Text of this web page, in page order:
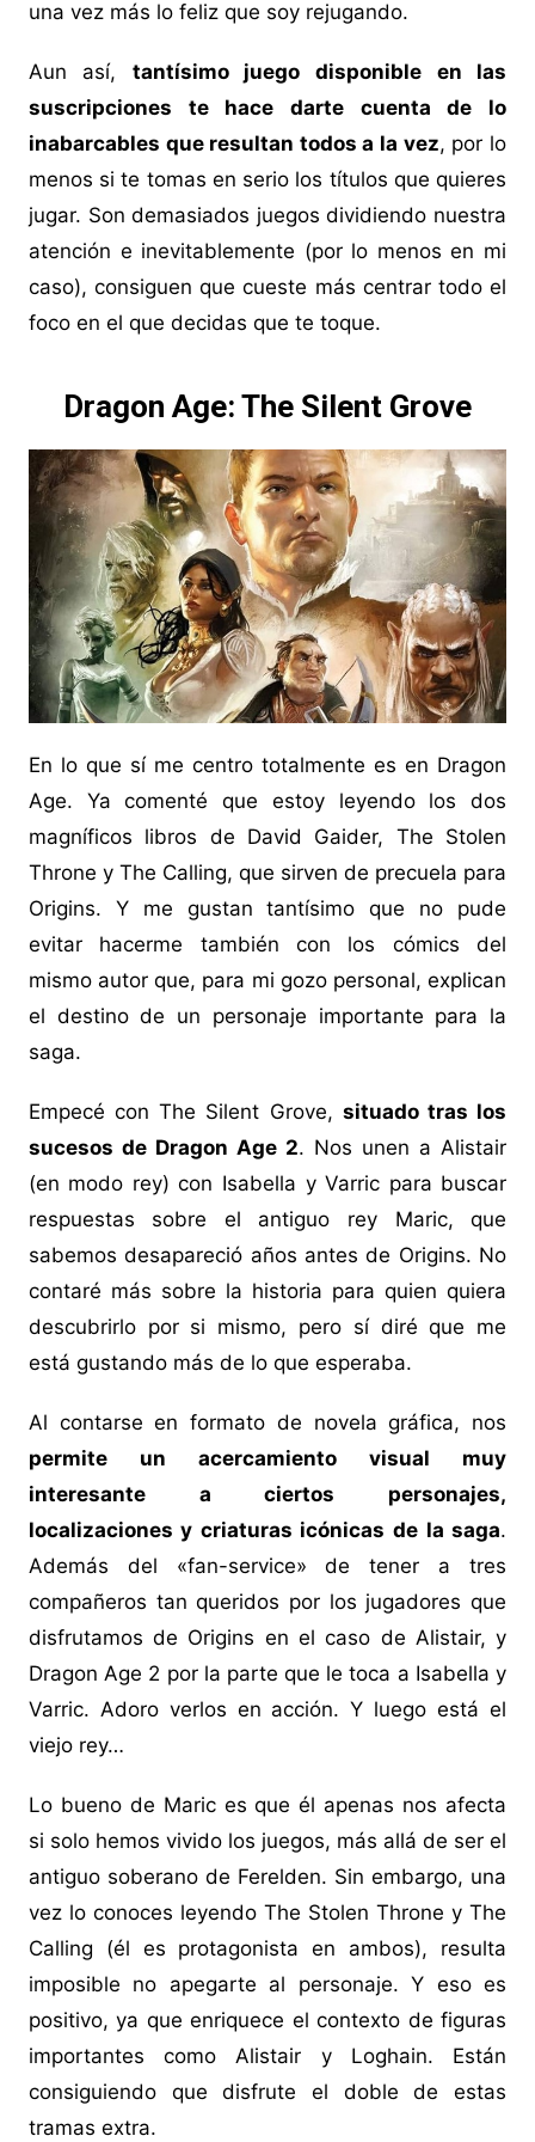
una vez más lo feliz que soy rejugando.
Aun así, tantísimo juego disponible en las
suscripciones te hace darte cuenta de lo
inabarcables que resultan todos a la vez, por lo
menos si te tomas en serio los títulos que quieres
jugar. Son demasiados juegos dividiendo nuestra
atención e inevitablemente (por lo menos en mi
caso), consiguen que cueste más centrar todo el
foco en el que decidas que te toque.
Dragon Age: The Silent Grove
En lo que sí me centro totalmente es en Dragon
Age. Ya comenté que estoy leyendo los dos
magníficos libros de David Gaider, The Stolen
Throne y The Calling, que sirven de precuela para
Origins. Y me gustan tantísimo que no pude
evitar hacerme también con los cómics del
mismo autor que, para mi gozo personal, explican
el destino de un personaje importante para la
saga.
Empecé con The Silent Grove, situado tras los
sucesos de Dragon Age 2. Nos unen a Alistair
(en modo rey) con Isabella y Varric para buscar
respuestas sobre el antiguo rey Maric, que
sabemos desapareció años antes de Origins. No
contaré más sobre la historia para quien quiera
descubrirlo por si mismo, pero sí diré que me
está gustando más de lo que esperaba.
Al contarse en formato de novela gráfica, nos
permite un acercamiento visual muy
interesante a ciertos personajes,
localizaciones y criaturas icónicas de la saga.
Además del «fan-service» de tener a tres
compañeros tan queridos por los jugadores que
disfrutamos de Origins en el caso de Alistair, y
Dragon Age 2 por la parte que le toca a Isabella y
Varric. Adoro verlos en acción. Y luego está el
viejo rey…
Lo bueno de Maric es que él apenas nos afecta
si solo hemos vivido los juegos, más allá de ser el
antiguo soberano de Ferelden. Sin embargo, una
vez lo conoces leyendo The Stolen Throne y The
Calling (él es protagonista en ambos), resulta
imposible no apegarte al personaje. Y eso es
positivo, ya que enriquece el contexto de figuras
importantes como Alistair y Loghain. Están
consiguiendo que disfrute el doble de estas
tramas extra.